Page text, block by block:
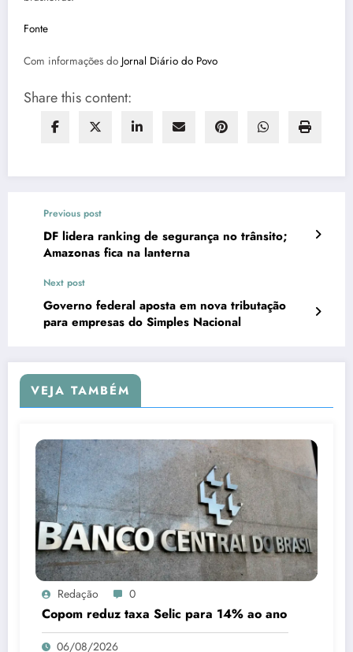
Fonte
Com informações do Jornal Diário do Povo
Share this content:
Previous post
DF lidera ranking de segurança no trânsito;
Amazonas fica na lanterna
Next post
Governo federal aposta em nova tributação
para empresas do Simples Nacional
VEJA TAMBÉM
Redação 0
Copom reduz taxa Selic para 14% ao ano
06/08/2026